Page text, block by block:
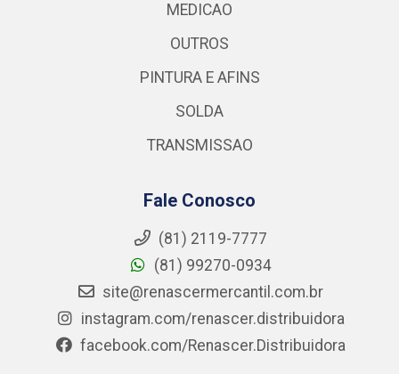
MEDICAO
OUTROS
PINTURA E AFINS
SOLDA
TRANSMISSAO
Fale Conosco
(81) 2119-7777
(81) 99270-0934
site@renascermercantil.com.br
instagram.com/renascer.distribuidora
facebook.com/Renascer.Distribuidora